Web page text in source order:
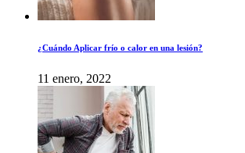
¿Cuándo Aplicar frío o calor en una lesión?
11 enero, 2022